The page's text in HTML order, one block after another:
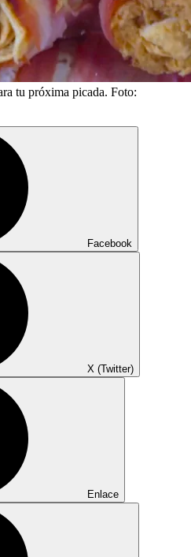
tu próxima picada. Foto:
Facebook
X (Twitter)
Enlace